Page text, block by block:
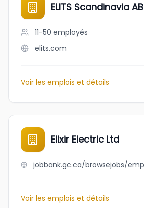
ELITS Scandinavia AB
11-50 employés
elits.com
Voir les emplois et détails
Elixir Electric Ltd
Voir les emplois et détails